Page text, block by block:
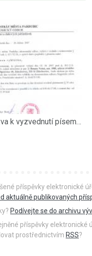
Výzva k vyzvednutí písemnosti
příspěvky elektronické
aktuálně publikovaných
Podívejte se do archivu
příspěvky elektronické
prostřednictvím RSS?